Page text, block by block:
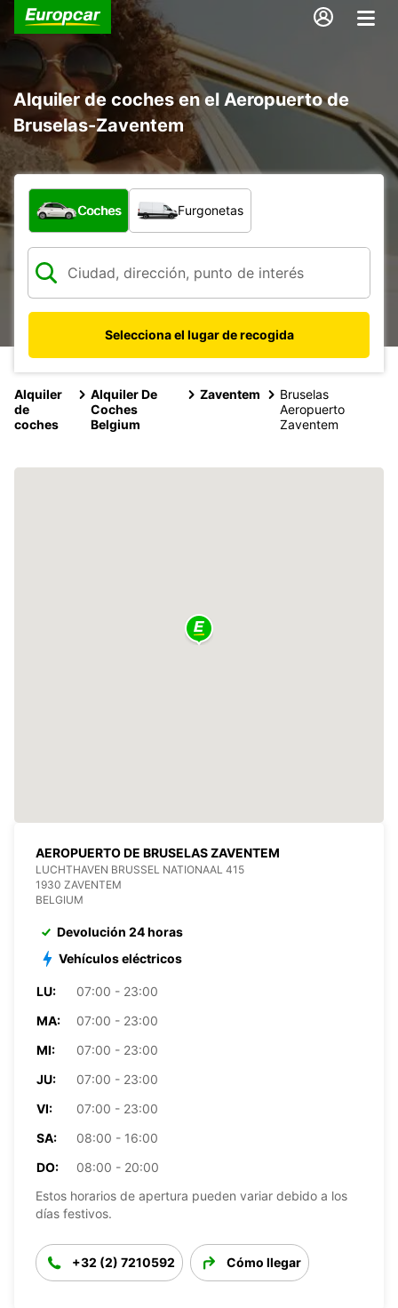
Alquiler de coches en el Aeropuerto de
Bruselas-Zaventem
¿Qué tipo de vehículo?
Coches Furgonetas
Selecciona el lugar de recogida
Alquiler
de
coches
Alquiler De
Coches
Belgium
Zaventem
Bruselas
Aeropuerto
Zaventem
AEROPUERTO DE BRUSELAS ZAVENTEM
LUCHTHAVEN BRUSSEL NATIONAAL 415
1930 ZAVENTEM
BELGIUM
Devolución 24 horas
Vehículos eléctricos
LU:
07:00 - 23:00
MA:
07:00 - 23:00
MI:
07:00 - 23:00
JU:
07:00 - 23:00
VI:
07:00 - 23:00
SA:
08:00 - 16:00
DO:
08:00 - 20:00
Estos horarios de apertura pueden variar debido a los
días festivos.
+32 (2) 7210592 Cómo llegar